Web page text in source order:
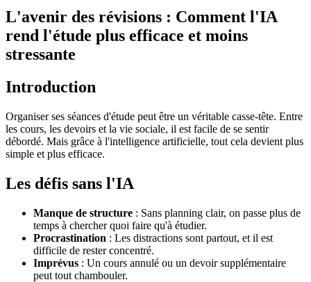
L'avenir des révisions : Comment l'IA
rend l'étude plus efficace et moins
stressante
Introduction
Organiser ses séances d'étude peut être un véritable casse-tête. Entre
les cours, les devoirs et la vie sociale, il est facile de se sentir
débordé. Mais grâce à l'intelligence artificielle, tout cela devient plus
simple et plus efficace.
Les défis sans l'IA
Manque de structure : Sans planning clair, on passe plus de
temps à chercher quoi faire qu'à étudier.
Procrastination : Les distractions sont partout, et il est
difficile de rester concentré.
Imprévus : Un cours annulé ou un devoir supplémentaire
peut tout chambouler.